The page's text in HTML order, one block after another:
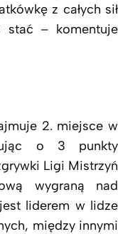
z całych sił
stać – komentuje
2. miejsce w
o 3 punkty
Ligi Mistrzyń
wygraną nad
liderem w lidze
między innymi